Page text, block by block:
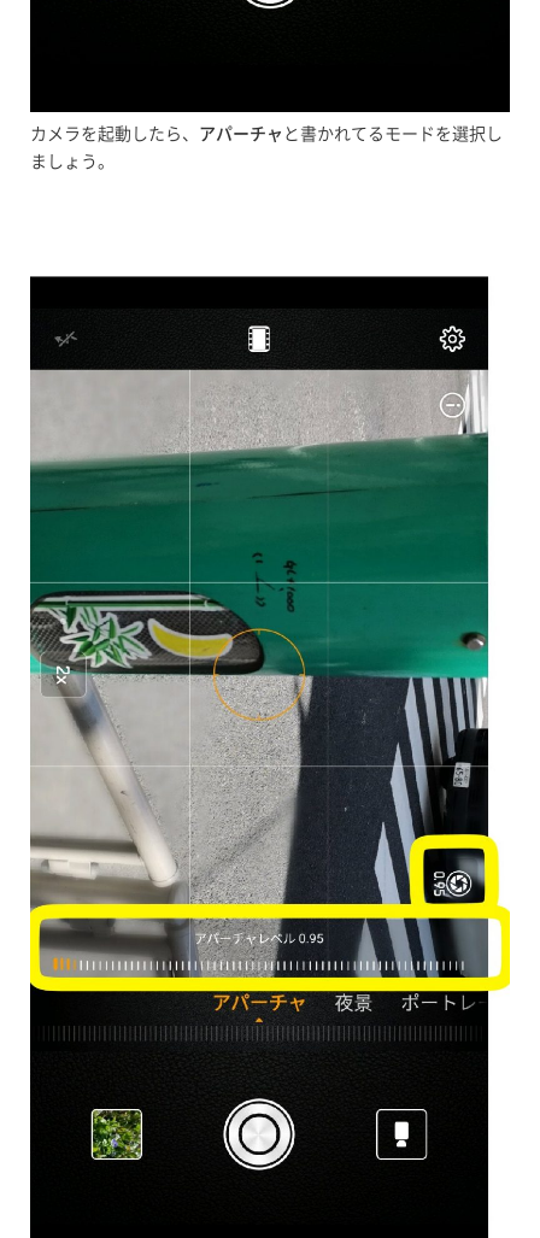
カメラを起動したら、 アパーチャ と書かれてるモードを選択し
ましょう。